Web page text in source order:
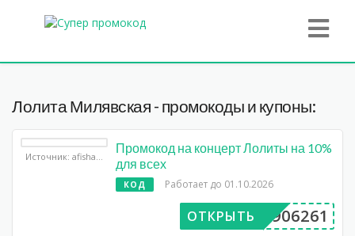
Лолита Милявская - промокоды и купоны:
Источник: afisha.yandex.ru
Промокод на концерт Лолиты на 10%
для всех
КОД Работает до 01.10.2026
BP906261
ОТКРЫТЬ